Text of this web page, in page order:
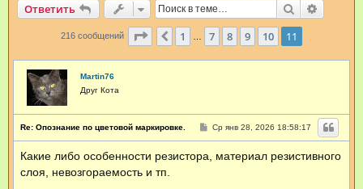
Ответить Поиск
216 сообщений Страница 11 из
Пред.
1 7 8 9 10 11
Martin76
Друг Кота
Re: Опознание по цветовой маркировке.
ССр янв 28, 2026 18:58:17
Какие либо особенности резистора, материал резистивного
слоя, невозгораемость и тп.